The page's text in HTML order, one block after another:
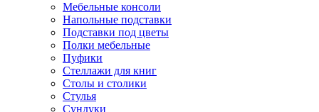
Мебельные консоли
Напольные подставки
Подставки под цветы
Полки мебельные
Пуфики
Стеллажи для книг
Столы и столики
Стулья
Сундуки